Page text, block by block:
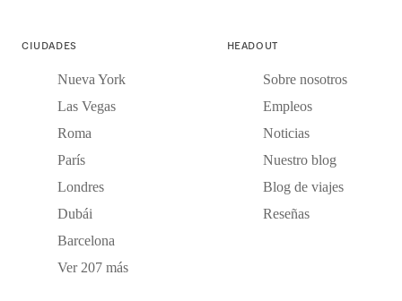
CIUDADES
Nueva York
Las Vegas
Roma
París
Londres
Dubái
Barcelona
Ver 207 más
HEADOUT
Sobre nosotros
Empleos
Noticias
Nuestro blog
Blog de viajes
Reseñas